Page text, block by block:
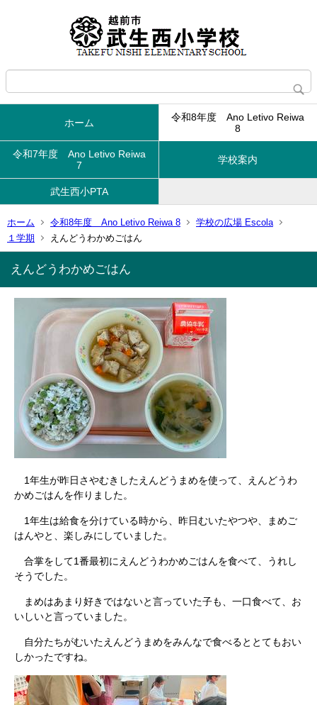
ホーム
令和8年度 Ano Letivo Reiwa
8
令和7年度 Ano Letivo Reiwa
7
学校案内
武生西小PTA
ホーム 令和8年度 Ano Letivo Reiwa 8
学校の広場 Escola
１学期
えんどうわかめごはん
えんどうわかめごはん
1年生が昨日さやむきしたえんどうまめを使って、えんどうわ
かめごはんを作りました。
1年生は給食を分けている時から、昨日むいたやつや、まめご
はんやと、楽しみにしていました。
合掌をして1番最初にえんどうわかめごはんを食べて、うれし
そうでした。
まめはあまり好きではないと言っていた子も、一口食べて、お
いしいと言っていました。
自分たちがむいたえんどうまめをみんなで食べるととてもおい
しかったですね。